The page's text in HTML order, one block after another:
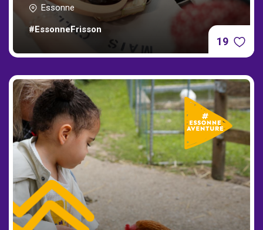
Essonne
#EssonneFrisson
19